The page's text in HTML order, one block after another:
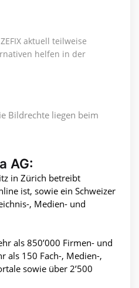
aktuell teilweise
helfen in der
Bildrechte liegen beim
AG:
in Zürich betreibt
ist, sowie ein Schweizer
, Medien- und
als 850’000 Firmen- und
als 150 Fach-, Medien-,
sowie über 2’500